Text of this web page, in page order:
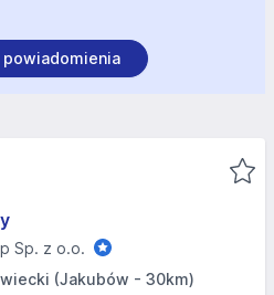
powiadomienia
Sp. z o.o.
(Jakubów - 30km)